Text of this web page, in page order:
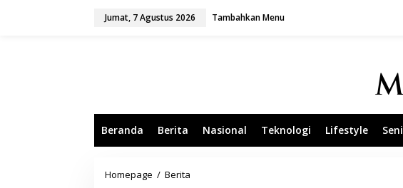
Jumat, 7 Agustus 2026 Tambahkan Menu
Beranda Berita Nasional Teknologi Lifestyle Seni
Homepage / Berita